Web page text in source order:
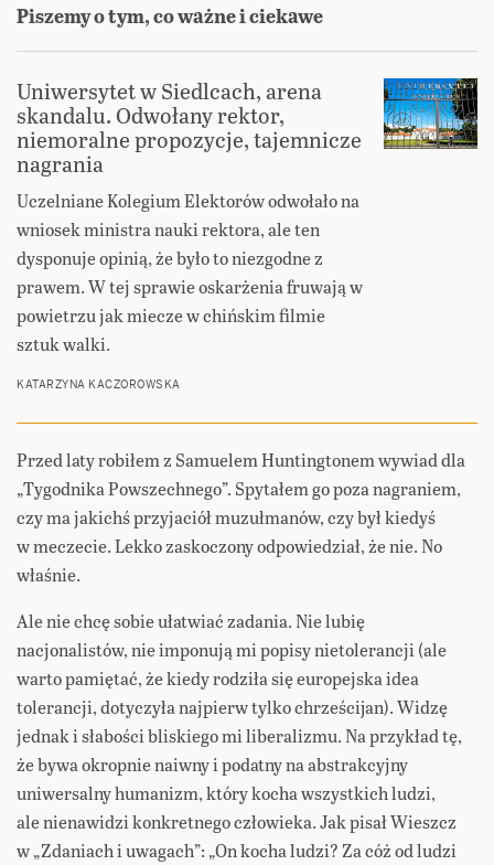
Piszemy o tym, co ważne i ciekawe
Uniwersytet w Siedlcach, arena
skandalu. Odwołany rektor,
niemoralne propozycje, tajemnicze
nagrania
Uczelniane Kolegium Elektorów odwołało na
wniosek ministra nauki rektora, ale ten
dysponuje opinią, że było to niezgodne z
prawem. W tej sprawie oskarżenia fruwają w
powietrzu jak miecze w chińskim filmie
sztuk walki.
KATARZYNA KACZOROWSKA
Przed laty robiłem z Samuelem Huntingtonem wywiad dla
„Tygodnika Powszechnego”. Spytałem go poza nagraniem,
czy ma jakichś przyjaciół muzułmanów, czy był kiedyś
w meczecie. Lekko zaskoczony odpowiedział, że nie. No
właśnie.
Ale nie chcę sobie ułatwiać zadania. Nie lubię
nacjonalistów, nie imponują mi popisy nietolerancji (ale
warto pamiętać, że kiedy rodziła się europejska idea
tolerancji, dotyczyła najpierw tylko chrześcijan). Widzę
jednak i słabości bliskiego mi liberalizmu. Na przykład tę,
że bywa okropnie naiwny i podatny na abstrakcyjny
uniwersalny humanizm, który kocha wszystkich ludzi,
ale nienawidzi konkretnego człowieka. Jak pisał Wieszcz
w „Zdaniach i uwagach”: „On kocha ludzi? Za cóż od ludzi